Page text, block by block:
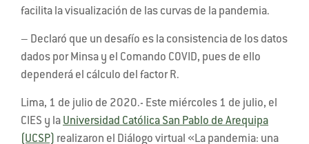
facilita la visualización de las curvas de la pandemia.
– Declaró que un desafío es la consistencia de los datos
dados por Minsa y el Comando COVID, pues de ello
dependerá el cálculo del factor R.
Lima, 1 de julio de 2020.- Este miércoles 1 de julio, el
CIES y la Universidad Católica San Pablo de Arequipa
(UCSP)
realizaron el Diálogo virtual «La pandemia: una